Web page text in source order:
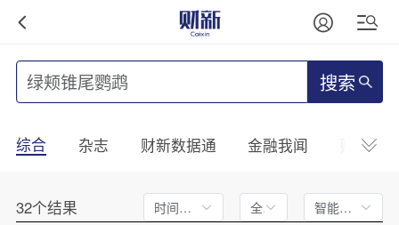
搜索
综合 杂志 财新数据通 金融我闻 财新
32个结果 时间不限 全文 智能排序